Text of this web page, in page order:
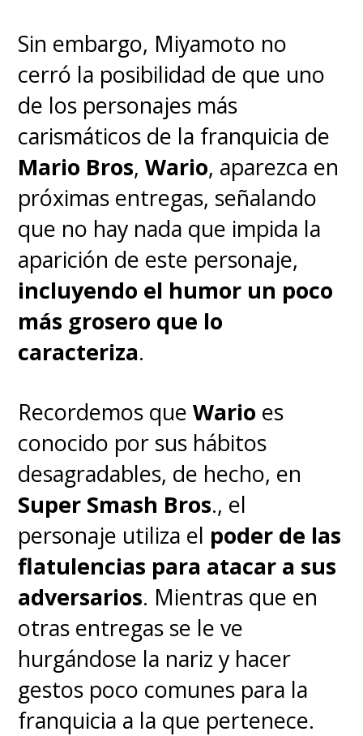
Sin embargo, Miyamoto no
cerró la posibilidad de que uno
de los personajes más
carismáticos de la franquicia de
Mario Bros,Wario, aparezca en
próximas entregas, señalando
que no hay nada que impida la
aparición de este personaje,
incluyendo el humor un poco
más grosero que lo
caracteriza.
Recordemos queWario es
conocido por sus hábitos
desagradables, de hecho, en
Super Smash Bros., el
personaje utiliza el poder de las
flatulencias para atacar a sus
adversarios. Mientras que en
otras entregas se le ve
hurgándose la nariz y hacer
gestos poco comunes para la
franquicia a la que pertenece.